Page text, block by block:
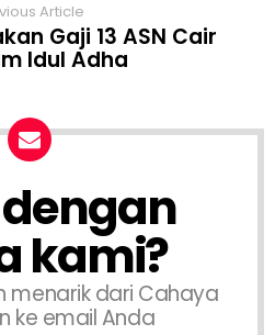
Article
Gaji 13 ASN Cair
Idul Adha
kami?
menarik dari Cahaya
ke email Anda